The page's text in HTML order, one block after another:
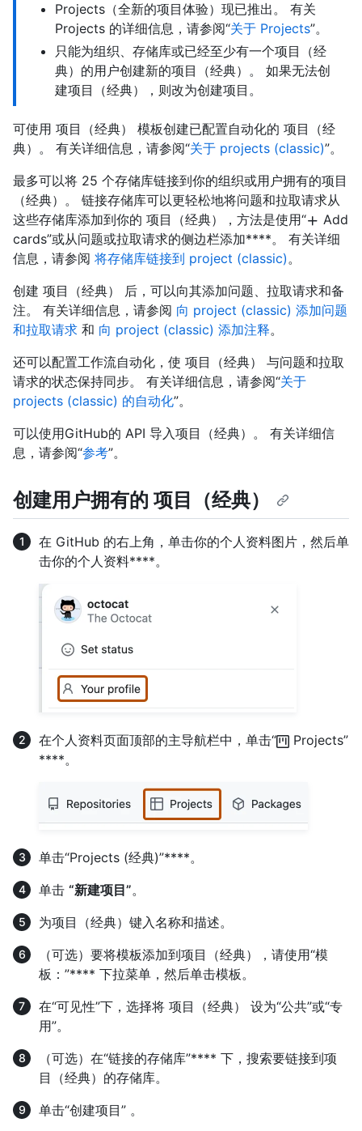
Projects（全新的项目体验）现已推出。 有关
Projects 的详细信息，请参阅“关于 Projects”。
只能为组织、存储库或已经至少有一个项目（经
典）的用户创建新的项目（经典）。 如果无法创
建项目（经典），则改为创建项目。
可使用 项目（经典） 模板创建已配置自动化的 项目（经
典）。 有关详细信息，请参阅“关于 projects (classic)”。
最多可以将 25 个存储库链接到你的组织或用户拥有的项目
（经典）。 链接存储库可以更轻松地将问题和拉取请求从
这些存储库添加到你的 项目（经典），方法是使用“
Add
cards”或从问题或拉取请求的侧边栏添加****。 有关详细
信息，请参阅 将存储库链接到 project (classic)。
创建 项目（经典） 后，可以向其添加问题、拉取请求和备
注。 有关详细信息，请参阅 向 project (classic) 添加问题
和拉取请求 和 向 project (classic) 添加注释。
还可以配置工作流自动化，使 项目（经典） 与问题和拉取
请求的状态保持同步。 有关详细信息，请参阅“关于
projects (classic) 的自动化”。
可以使用GitHub的 API 导入项目（经典）。 有关详细信
息，请参阅“参考”。
创建用户拥有的 项目（经典）
在 GitHub 的右上角，单击你的个人资料图片，然后单
击你的个人资料****。
在个人资料页面顶部的主导航栏中，单击“
Projects”
****。
单击“Projects (经典)”****。
单击 “新建项目”。
为项目（经典）键入名称和描述。
（可选）要将模板添加到项目（经典），请使用“模
板：”**** 下拉菜单，然后单击模板。
在“可见性”下，选择将 项目（经典） 设为“公共”或“专
用”。
（可选）在“链接的存储库”**** 下，搜索要链接到项
目（经典）的存储库。
单击“创建项目” 。